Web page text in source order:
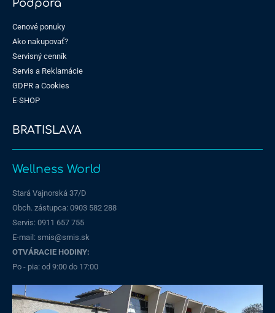
Podpora
Cenové ponuky
Ako nakupovať?
Servisný cenník
Servis a Reklamácie
GDPR a Cookies
E-SHOP
BRATISLAVA
Wellness World
Stará Vajnorská 37/D
Obch. zástupca: 0903 582 288
Servis: 0911 657 755
E-mail: smis@smis.sk
OTVÁRACIE HODINY:
Po - pia: od 9:00 do 17:00